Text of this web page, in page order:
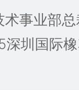
术事业部
圳国际